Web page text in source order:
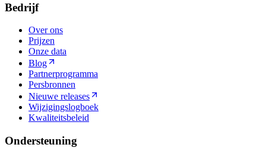
Bedrijf
Over ons
Prijzen
Onze data
Blog
Partnerprogramma
Persbronnen
Nieuwe releases
Wijzigingslogboek
Kwaliteitsbeleid
Ondersteuning